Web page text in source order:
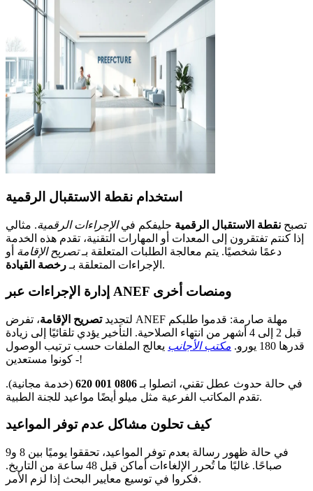
استخدام نقطة الاستقبال الرقمية
تصبح نقطة الاستقبال الرقمية حليفكم فيالإجراءات الرقمية. مثالي
إذا كنتم تفتقرون إلى المعدات أو المهارات التقنية، تقدم هذه الخدمة
دعمًا شخصيًا. يتم معالجة الطلبات المتعلقة بـتصريح الإقامة أو
الإجراءات المتعلقة بـ رخصة القيادة .
إدارة الإجراءات عبر ANEF ومنصات أخرى
لتجديدتصريح الإقامة، تفرض ANEF مهلة صارمة: قدموا طلبكم
قبل 2 إلى 4 أشهر من انتهاء الصلاحية. التأخير يؤدي تلقائيًا إلى زيادة
قدرها 180 يورو.
مكتب الأجانب يعالج الملفات حسب ترتيب الوصول
- كونوا مستعدين!
في حالة حدوث عطل تقني، اتصلوا بـ 0806 001 620
(خدمة مجانية).
تقدم المكاتب الفرعية مثل ميلو أيضًا مواعيد للجنة الطبية.
كيف تحلون مشاكل عدم توفر المواعيد
في حالة ظهور رسالة بعدم توفر المواعيد، تحققوا يوميًا بين 8 و9
صباحًا. غالبًا ما تُحرر الإلغاءات أماكن قبل 48 ساعة من التاريخ.
فكروا في توسيع معايير البحث إذا لزم الأمر.